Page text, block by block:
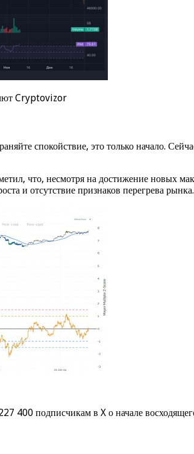
Cryptovizor
спокойствие, это только начало.
что, несмотря на достижение новых
и отсутствие признаков перегрева рынка.
подписчикам в X о начале